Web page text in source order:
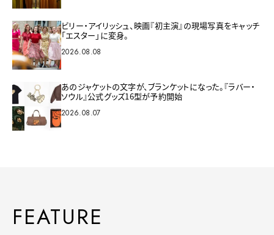
ビリー・アイリッシュ、映画『初主演』の現場写真をキャッチ
「エスター」に変身。
2026.08.08
あのジャケットの文字が、ブランケットになった。『ラバー・
ソウル』公式グッズ16型が予約開始
2026.08.07
FEATURE